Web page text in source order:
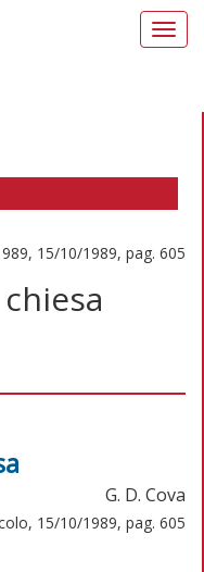
15/10/1989, pag. 605
G. D. Cova
15/10/1989, pag. 605